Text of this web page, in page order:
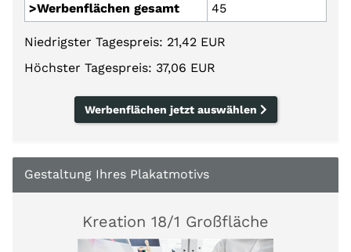
>Werbenflächen gesamt
45
Niedrigster Tagespreis: 21,42 EUR
Höchster Tagespreis: 37,06 EUR
Werbenflächen jetzt auswählen
Gestaltung Ihres Plakatmotivs
Kreation 18/1 Großfläche